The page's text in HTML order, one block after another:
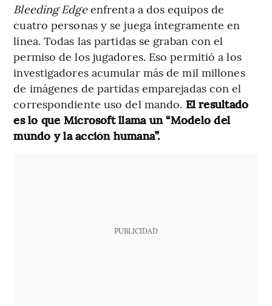
Bleeding Edgeenfrenta a dos equipos de
cuatro personas y se juega íntegramente en
línea. Todas las partidas se graban con el
permiso de los jugadores. Eso permitió a los
investigadores acumular más de mil millones
de imágenes de partidas emparejadas con el
correspondiente uso del mando. El resultado
es lo que Microsoft llama un “Modelo del
mundo y la acción humana”.
PUBLICIDAD